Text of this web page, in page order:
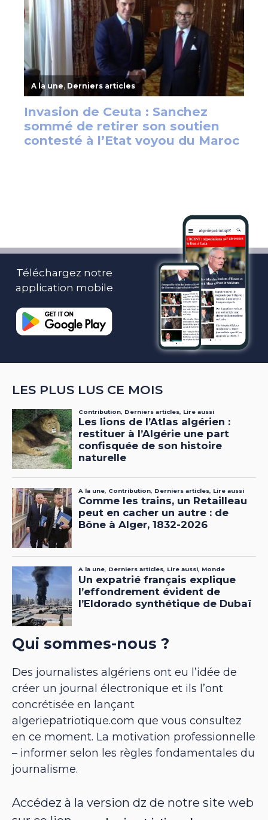
Téléchargez notre
application mobile
LES PLUS LUS CE MOIS
Qui sommes-nous ?
Des journalistes algériens ont eu l’idée de
créer un journal électronique et ils l’ont
concrétisée en lançant
algeriepatriotique.com que vous consultez
en ce moment. La motivation professionnelle
– informer selon les règles fondamentales du
journalisme.
Accédez à la version dz de notre site web